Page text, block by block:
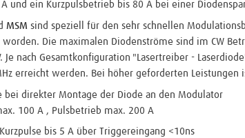
A und ein Kurzpulsbetrieb bis 80 A bei einer
MSM sind speziell für den sehr schnellen
Die maximalen Diodenströme sind im CW
Je nach Gesamtkonfiguration "Lasertreiber -
erreicht werden. Bei höher geforderten
bei direkter Montage der Diode an den Modulator
A , Pulsbetrieb max. 200 A
bis 5 A über Triggereingang <10ns